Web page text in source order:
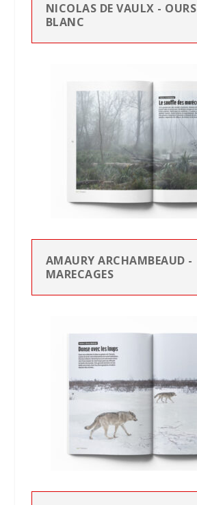
NICOLAS DE VAULX - OURS
BLANC
AMAURY ARCHAMBEAUD -
MARECAGES